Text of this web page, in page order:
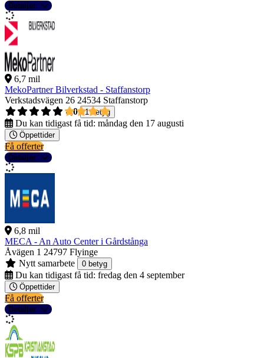
Detaljer
6,7 mil
MekoPartner Bilverkstad - Staffanstorp
Verkstadsvägen 26 24534 Staffanstorp
4,0
1 betyg
Du kan tidigast få tid: måndag den 17 augusti
Öppettider
Få offerter
Detaljer
6,8 mil
MECA - An Auto Center i Gårdstånga
Åvägen 1 24797 Flyinge
Nytt samarbete
0 betyg
Du kan tidigast få tid: fredag den 4 september
Öppettider
Få offerter
Detaljer